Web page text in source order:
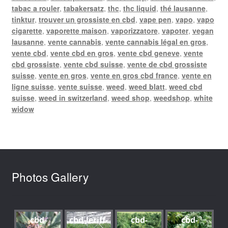
tabac a rouler, tabakersatz, thc, thc liquid, thé lausanne,
tinktur, trouver un grossiste en cbd, vape pen, vapo, vapo
cigarette, vaporette maison, vaporizzatore, vapoter, vegan
lausanne, vente cannabis, vente cannabis légal en gros,
vente cbd, vente cbd en gros, vente cbd geneve, vente
cbd grossiste, vente cbd suisse, vente de cbd grossiste
suisse, vente en gros, vente en gros cbd france, vente en
ligne suisse, vente suisse, weed, weed blatt, weed cbd
suisse, weed in switzerland, weed shop, weedshop, white
widow
Photos Gallery
cbd-
cbd-leriff-
cbd-
cbd-